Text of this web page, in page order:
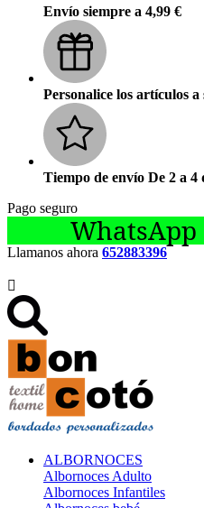
Envío siempre a 4,99 €
Personalice los artículos a
Tiempo de envío De 2 a 4
Pago seguro
WhatsApp
Llamanos ahora 652883396

ALBORNOCES
Albornoces Adulto
Albornoces Infantiles